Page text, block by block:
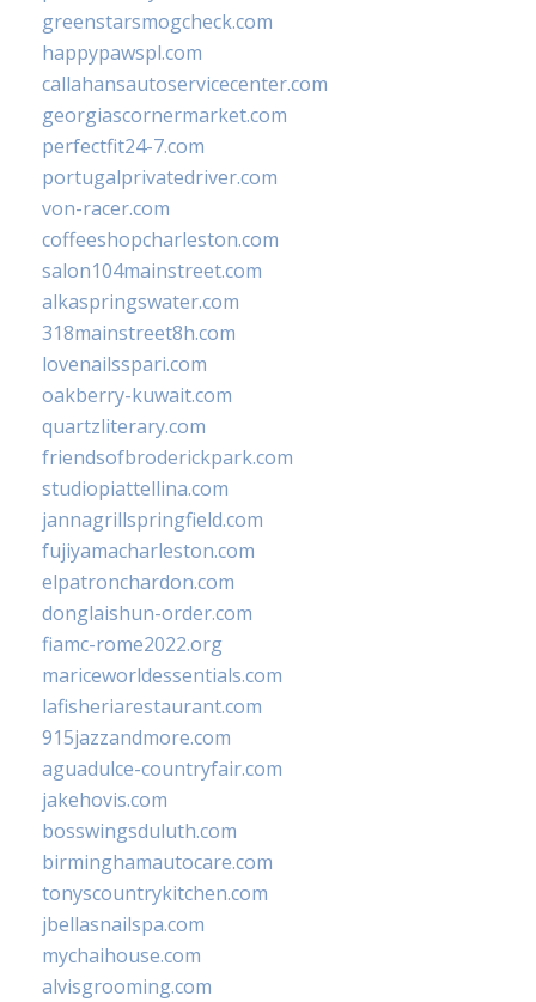
greenstarsmogcheck.com
happypawspl.com
callahansautoservicecenter.com
georgiascornermarket.com
perfectfit24-7.com
portugalprivatedriver.com
von-racer.com
coffeeshopcharleston.com
salon104mainstreet.com
alkaspringswater.com
318mainstreet8h.com
lovenailsspari.com
oakberry-kuwait.com
quartzliterary.com
friendsofbroderickpark.com
studiopiattellina.com
jannagrillspringfield.com
fujiyamacharleston.com
elpatronchardon.com
donglaishun-order.com
fiamc-rome2022.org
mariceworldessentials.com
lafisheriarestaurant.com
915jazzandmore.com
aguadulce-countryfair.com
jakehovis.com
bosswingsduluth.com
birminghamautocare.com
tonyscountrykitchen.com
jbellasnailspa.com
mychaihouse.com
alvisgrooming.com